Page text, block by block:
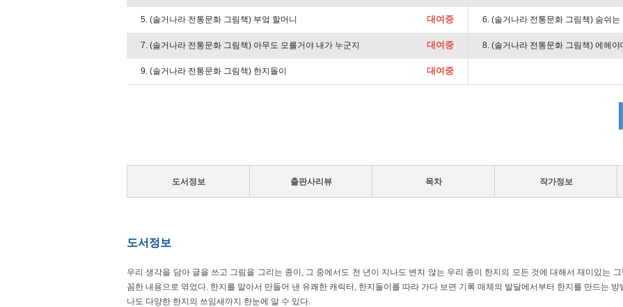
5. (솔거나라 전통문화 그림책) 부엌 할머니 대여중 6. (솔거나라 전통문화 그림책) 숨쉬는
7. (솔거나라 전통문화 그림책) 아무도 모를거야 내가 누군지 대여중 8. (솔거나라 전통문화 그림책) 에헤야
9. (솔거나라 전통문화 그림책) 한지돌이 대여중
도서정보 출판사리뷰 목차 작가정보
도서정보
우리 생각을 담아 글을 쓰고 그림을 그리는 종이, 그 중에서도 천 년이 지나도 변치 않는 우리 종이 한지의 모든 것에 대해서 재미있는 그
꼼한 내용으로 엮었다. 한지를 말아서 만들어 낸 유쾌한 캐릭터, 한지돌이를 따라 가다 보면 기록 매체의 발달에서부터 한지를 만드는 방
나도 다양한 한지의 쓰임새까지 한눈에 알 수 있다.